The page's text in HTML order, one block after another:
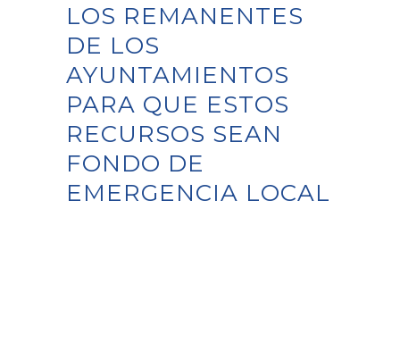
LOS REMANENTES
DE LOS
AYUNTAMIENTOS
PARA QUE ESTOS
RECURSOS SEAN
FONDO DE
EMERGENCIA LOCAL